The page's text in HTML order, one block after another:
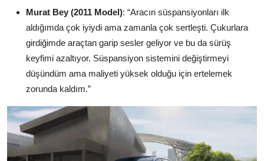
Murat Bey (2011 Model): “Aracın süspansiyonları ilk
aldığımda çok iyiydi ama zamanla çok sertleşti. Çukurlara
girdiğimde araçtan garip sesler geliyor ve bu da sürüş
keyfimi azaltıyor. Süspansiyon sistemini değiştirmeyi
düşündüm ama maliyeti yüksek olduğu için ertelemek
zorunda kaldım.”